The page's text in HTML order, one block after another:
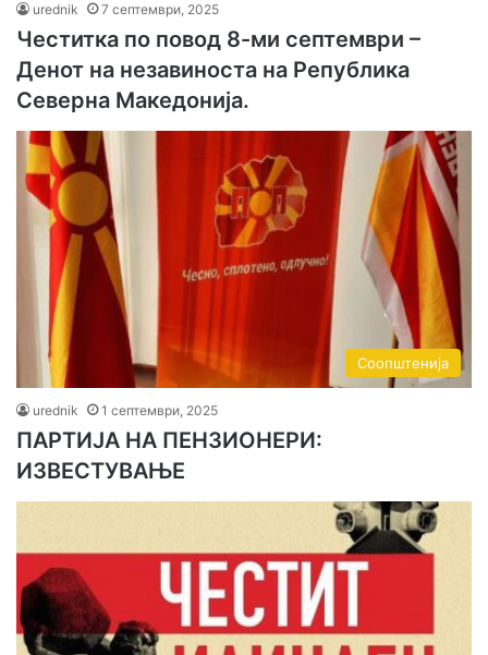
urednik 7 септември, 2025
Честитка по повод 8-ми септември –
Денот на незавиноста на Република
Северна Македонија.
Соопштенија
urednik 1 септември, 2025
ПАРТИЈА НА ПЕНЗИОНЕРИ:
ИЗВЕСТУВАЊЕ